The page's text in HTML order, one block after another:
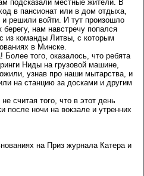
подсказали местные жители. В
в пансионат или в дом отдыха,
решили войти. И тут произошло
нам навстречу попался
из команды Литвы, с которым
в Минске.
того, оказалось, что ребята
Ниды на грузовой машине,
узнав про наши мытарства, и
на станцию за досками и другим
считая того, что в этот день
после ночи на вокзале и утренних
на Приз журнала Катера и